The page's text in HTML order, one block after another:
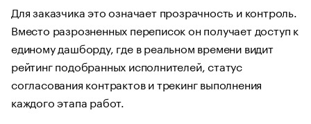
Для заказчика это означает прозрачность и контроль.
Вместо разрозненных переписок он получает доступ к
единому дашборду, где в реальном времени видит
рейтинг подобранных исполнителей, статус
согласования контрактов и трекинг выполнения
каждого этапа работ.